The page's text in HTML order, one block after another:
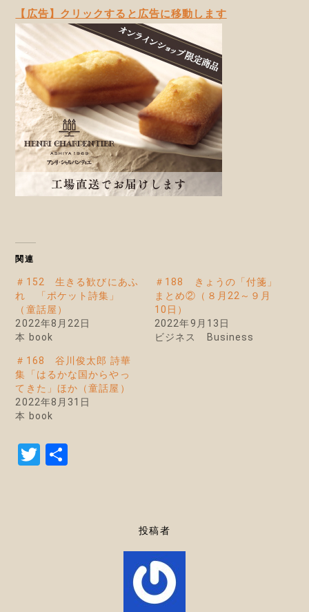
【広告】クリックすると広告に移動します
関連
＃152 生きる歓びにあふ
れ 「ポケット詩集」
（童話屋）
2022年8月22日
本 book
＃188 きょうの「付箋」
まとめ②（８月22～９月
10日）
2022年9月13日
ビジネス Business
＃168 谷川俊太郎 詩華
集「はるかな国からやっ
てきた」ほか（童話屋）
2022年8月31日
本 book
T
投稿者